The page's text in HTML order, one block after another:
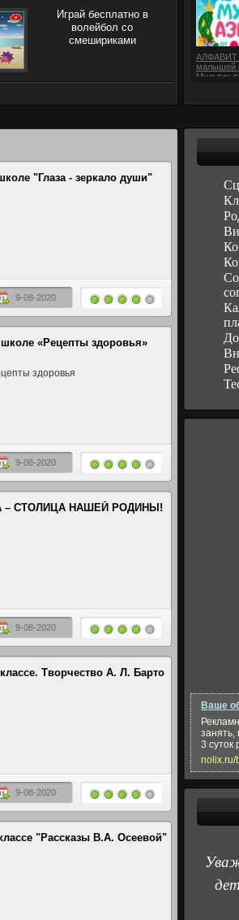
Играй бесплатно в
волейбол со
смешириками
АЛФАВИТ
малышей
Мультик
"Глаза - зеркало души"
9-08-2020
«Рецепты здоровья»
здоровья
9-08-2020
– СТОЛИЦА НАШЕЙ РОДИНЫ!
9-08-2020
Творчество А. Л. Барто
9-08-2020
"Рассказы В.А. Осеевой"
Ваше
занять,
3 суток
nolix.ru/